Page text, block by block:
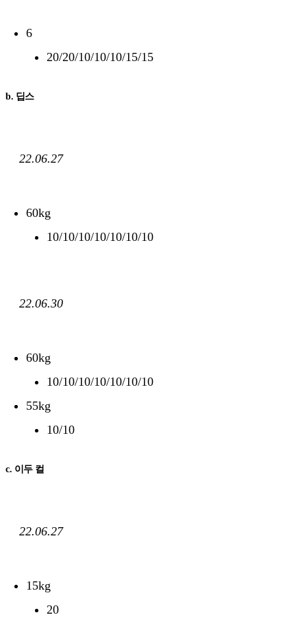
6
20/20/10/10/10/15/15
b. 딥스
22.06.27
60kg
10/10/10/10/10/10/10
22.06.30
60kg
10/10/10/10/10/10/10
55kg
10/10
c. 이두 컬
22.06.27
15kg
20